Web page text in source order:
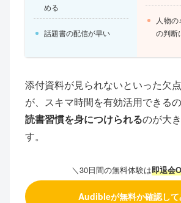
める
話題書の配信が早い
人物
の判断
添付資料が見られないといった欠
が、スキマ時間を有効活用できるの
読書習慣を身につけられるのが大
す。
＼30日間の無料体験は即退会
Audibleが無料か確認して